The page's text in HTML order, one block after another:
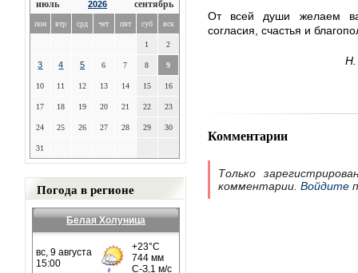
2026
пон втр срд чет пят суб вск
1 2
3 4 5 6 7 8 9
10 11 12 13 14 15 16
17 18 19 20 21 22 23
24 25 26 27 28 29 30
31
Погода в регионе
Белая Холуница
От всей души желаем
согласия, счастья и
Н.
Комментарии
Только
комментарии. Войдите